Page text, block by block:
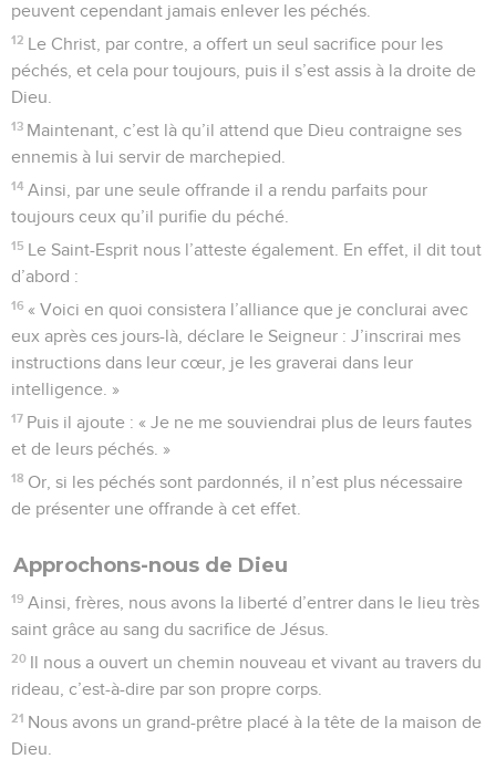
peuvent cependant jamais enlever les péchés.
12 Le Christ, par contre, a offert un seul sacrifice pour les
péchés, et cela pour toujours, puis il s’est assis à la droite de
Dieu.
13 Maintenant, c’est là qu’il attend que Dieu contraigne ses
ennemis à lui servir de marchepied.
14 Ainsi, par une seule offrande il a rendu parfaits pour
toujours ceux qu’il purifie du péché.
15 Le Saint-Esprit nous l’atteste également. En effet, il dit tout
d’abord :
16 « Voici en quoi consistera l’alliance que je conclurai avec
eux après ces jours-là, déclare le Seigneur : J’inscrirai mes
instructions dans leur cœur, je les graverai dans leur
intelligence. »
17 Puis il ajoute : « Je ne me souviendrai plus de leurs fautes
et de leurs péchés. »
18 Or, si les péchés sont pardonnés, il n’est plus nécessaire
de présenter une offrande à cet effet.
Approchons-nous de Dieu
19 Ainsi, frères, nous avons la liberté d’entrer dans le lieu très
saint grâce au sang du sacrifice de Jésus.
20 Il nous a ouvert un chemin nouveau et vivant au travers du
rideau, c’est-à-dire par son propre corps.
21 Nous avons un grand-prêtre placé à la tête de la maison de
Dieu.